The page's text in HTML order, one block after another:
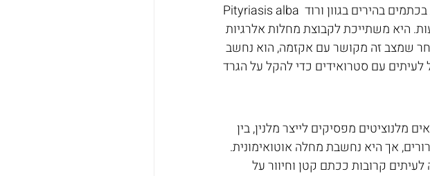
Pityriasis alba היא הפרעת עור נפוצה אצל ילדים ומבוגרים צעירים המתבטאת בכתמים בהירים בגוון ורוד
היא משתייכת לקבוצת מחלות אלרגיות
שמצב זה מקושר עם אקזמה, הוא נחשב
מלנוציטים מפסיקים לייצר מלנין, בין
אך היא נחשבת מחלה אוטואימונית.
לעיתים קרובות ככתם קטן וחיוור על